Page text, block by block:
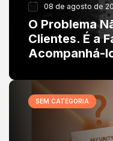
08 de agosto de
O Problema
Clientes. É a
Acompanhá-
SEM CATEGORIA